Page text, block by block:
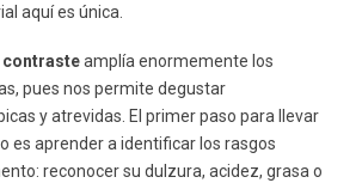
aquí es única.
amplía enormemente los
pues nos permite degustar
y atrevidas. El primer paso para llevar
es aprender a identificar los rasgos
reconocer su dulzura, acidez, grasa o